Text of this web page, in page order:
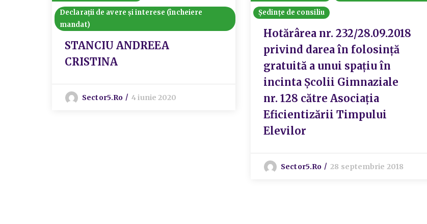
Declarații de avere și interese (încheiere
mandat)
STANCIU ANDREEA
CRISTINA
Sector5.ro 4 iunie 2020
Ședințe de consiliu
Hotărârea nr. 232/28.09.2018
privind darea în folosință
gratuită a unui spațiu în
incinta Școlii Gimnaziale
nr. 128 către Asociația
Eficientizării Timpului
Elevilor
Sector5.ro 28 septembrie 2018